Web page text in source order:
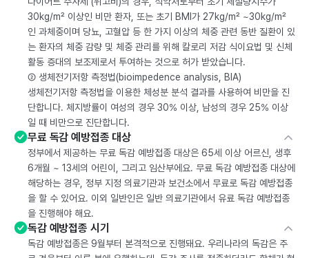
30kg/m² 이상인 비만 환자, 또는 초기 BMI가 27kg/m² ~30kg/m²
인 과체중이며 당뇨, 고혈압 등 한 가지 이상의 체중 관련 동반 질환이 있
는 환자의 체중 감량 및 체중 관리를 위해 칼로리 저감 식이요법 및 신체
활동 증대의 보조제로서 투여하는 것으로 허가 받았습니다.
② 생체전기저항 측정법(bioimpedence analysis, BIA)
생체전기저항 측정법을 이용한 체성분 분석 결과를 사용하여 비만을 진
단합니다. 체지방률이 여성의 경우 30% 이상, 남성의 경우 25% 이상
일 때 비만으로 진단합니다.
무료 독감 예방접종 대상
정부에서 제공하는 무료 독감 예방접종 대상은 65세 이상 어르신, 생후
6개월 ~ 13세의 어린이, 그리고 임산부에요. 무료 독감 예방접종 대상에
해당하는 경우, 정부 지정 의료기관과 보건소에서 무료로 독감 예방접종
을 할 수 있어요. 이외 일반인은 일반 의료기관에서 유료 독감 예방접종
을 진행해야 해요.
독감 예방접종 시기
독감 예방접종은 9월부터 본격적으로 진행돼요. 우리나라의 독감은 주